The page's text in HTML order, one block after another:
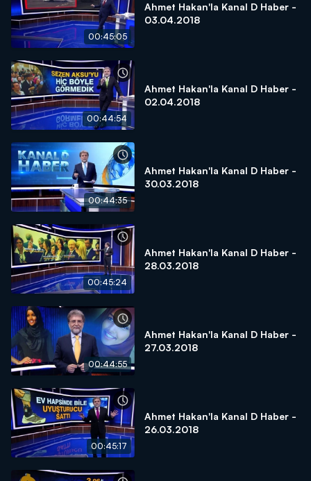
00:45:05
Ahmet Hakan'la Kanal D Haber -
03.04.2018
00:44:54
Ahmet Hakan'la Kanal D Haber -
02.04.2018
00:44:35
Ahmet Hakan'la Kanal D Haber -
30.03.2018
00:45:24
Ahmet Hakan'la Kanal D Haber -
28.03.2018
00:44:55
Ahmet Hakan'la Kanal D Haber -
27.03.2018
00:45:17
Ahmet Hakan'la Kanal D Haber -
26.03.2018